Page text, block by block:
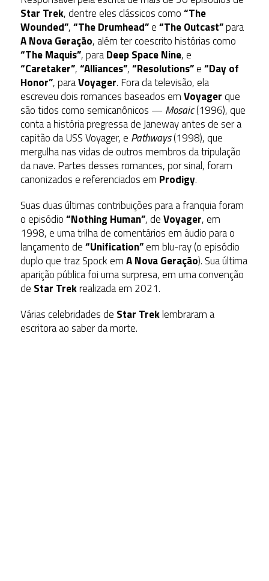
Star Trek, dentre eles clássicos como“The
Wounded”,“The Drumhead”e“The Outcast”para
A Nova Geração, além ter coescrito histórias como
“The Maquis”, paraDeep Space Nine, e
“Caretaker”,“Alliances”,“Resolutions”e“Day of
Honor”, paraVoyager. Fora da televisão, ela
escreveu dois romances baseados emVoyagerque
são tidos como semicanônicos —Mosaic(1996), que
conta a história pregressa de Janeway antes de ser a
capitão da USS Voyager, e Pathways(1998), que
mergulha nas vidas de outros membros da tripulação
da nave. Partes desses romances, por sinal, foram
canonizados e referenciados em Prodigy.
Suas duas últimas contribuições para a franquia foram
o episódio“Nothing Human”, deVoyager, em
1998, e uma trilha de comentários em áudio para o
lançamento de“Unification”em blu-ray (o episódio
duplo que traz Spock emA Nova Geração). Sua última
aparição pública foi uma surpresa, em uma convenção
de Star Trekrealizada em 2021.
Várias celebridades de Star Treklembraram a
escritora ao saber da morte.